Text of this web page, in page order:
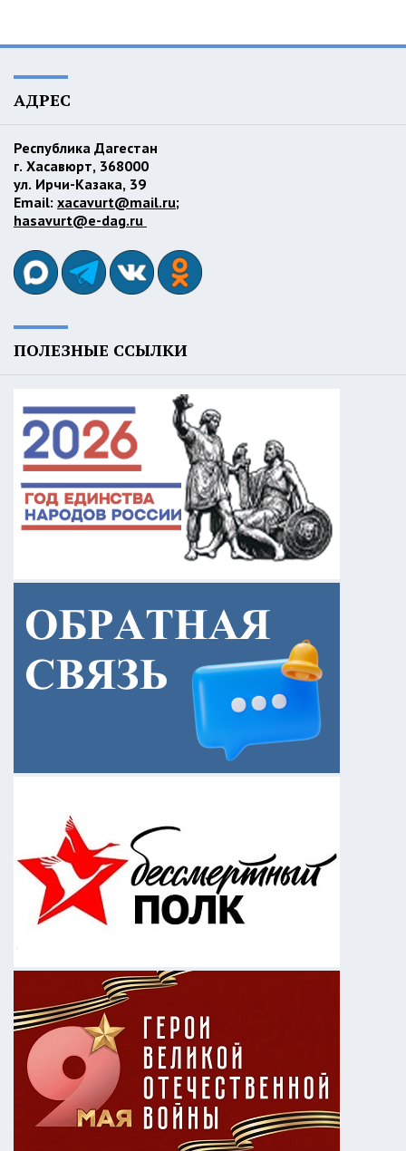
АДРЕС
Республика Дагестан
г. Хасавюрт, 368000
ул. Ирчи-Казака, 39
Email: xacavurt@mail.ru;
hasavurt@e-dag.ru
ПОЛЕЗНЫЕ ССЫЛКИ